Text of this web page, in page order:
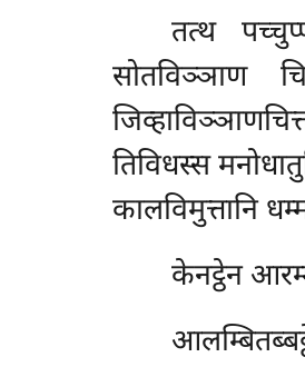
तत्थ
सोतविञ्ञाण
तिविधस्स
कालविमुत्तानि
केनट्ठेन